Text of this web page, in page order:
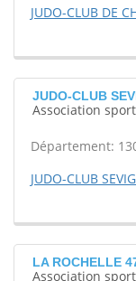
JUDO-CLUB DE
JUDO-CLUB
Association
Département:
JUDO-CLUB
LA ROCHELLE
Association